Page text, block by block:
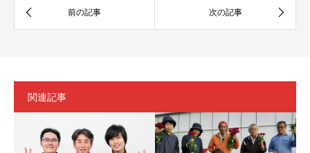
関連記事